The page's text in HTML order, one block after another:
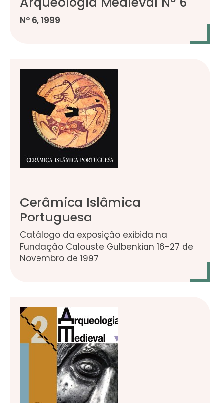
Nº 6, 1999
Cerâmica Islâmica
Portuguesa
Catálogo da exposição exibida na
Fundação Calouste Gulbenkian 16-27 de
Novembro de 1997